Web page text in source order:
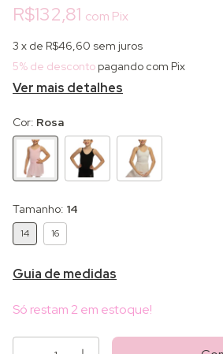
R$132,81 com Pix
3 x de R$46,60 sem juros
5% de desconto pagando com Pix
Ver mais detalhes
Cor: Rosa
Tamanho: 14
14 16
Guia de medidas
Só restam 2em estoque!